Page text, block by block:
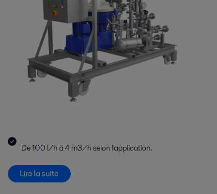
Alfa Laval has a range of equipment to optimize key processes such as
separation and heating and cooling in the beneficiation, leaching and
extraction of precious mineral ores.
Production de pâte à papier
matériaux affectent la rentabilité des papeteries. Alfa Laval élabore des
moyens efficaces leur permettant de répondre à ces défis.
De 100 l/h à 4 m3/h selon l'application.
Lire la suite